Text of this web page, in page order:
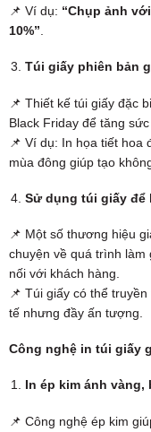
📌 Ví dụ: “Chụp ảnh
10%”.
Túi giấy phiên bản
📌 Thiết kế túi giấy đặc
Black Friday để tăng
📌 Ví dụ: In họa tiết hoa
mùa đông giúp tạo
Sử dụng túi giấy để
📌 Một số thương hiệu
chuyện về quá trình làm
nối với khách hàng.
📌 Túi giấy có thể
tế nhưng đầy ấn tượng.
Công nghệ in túi giấy
In ép kim ánh
📌 Công nghệ ép kim